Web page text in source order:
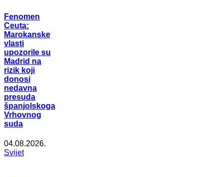
Fenomen
Ceuta:
Marokanske
vlasti
upozorile su
Madrid na
rizik koji
donosi
nedavna
presuda
španjolskoga
Vrhovnog
suda
04.08.2026.
Svijet